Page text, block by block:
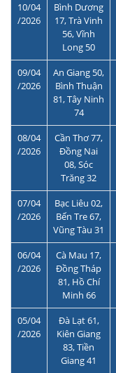
10/04
/2026
Bình Dương
17, Trà Vinh
56, Vĩnh
Long 50
09/04
/2026
An Giang 50,
Bình Thuận
81, Tây Ninh
74
08/04
/2026
Cần Thơ 77,
Đồng Nai
08, Sóc
Trăng 32
07/04
/2026
Bạc Liêu 02,
Bến Tre 67,
Vũng Tàu 31
06/04
/2026
Cà Mau 17,
Đồng Tháp
81, Hồ Chí
Minh 66
05/04
/2026
Đà Lạt 61,
Kiên Giang
83, Tiền
Giang 41